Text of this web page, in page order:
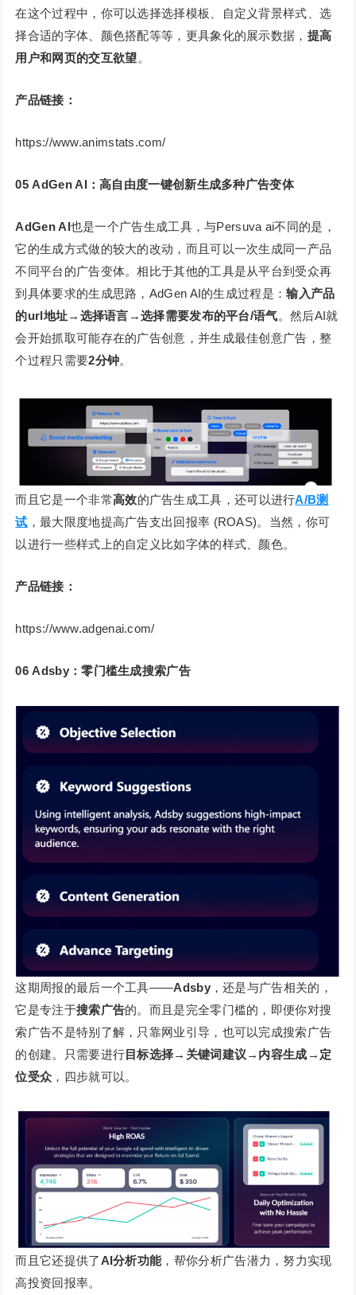
在这个过程中，你可以选择选择模板、自定义背景样式、选
择合适的字体、颜色搭配等等，更具象化的展示数据， 提高
用户和网页的交互欲望。
产品链接：
https://www.animstats.com/
05 AdGen AI：高自由度一键创新生成多种广告变体
AdGen AI也是一个广告生成工具，与Persuva ai不同的是，
它的生成方式做的较大的改动，而且可以一次生成同一产品
不同平台的广告变体。相比于其他的工具是从平台到受众再
到具体要求的生成思路，AdGen AI的生成过程是：输入产品
的url地址→选择语言→选择需要发布的平台/语气。然后AI就
会开始抓取可能存在的广告创意，并生成最佳创意广告，整
个过程只需要2分钟。
而且它是一个非常高效的广告生成工具，还可以进行A/B测
试 ，最大限度地提高广告支出回报率 (ROAS)。当然，你可
以进行一些样式上的自定义比如字体的样式、颜色。
产品链接：
https://www.adgenai.com/
06 Adsby：零门槛生成搜索广告
这期周报的最后一个工具——Adsby，还是与广告相关的，
它是专注于搜索广告的。而且是完全零门槛的，即便你对搜
索广告不是特别了解，只靠网业引导，也可以完成搜索广告
的创建。只需要进行目标选择→关键词建议→内容生成→定
位受众 ，四步就可以。
而且它还提供了AI分析功能，帮你分析广告潜力，努力实现
高投资回报率。